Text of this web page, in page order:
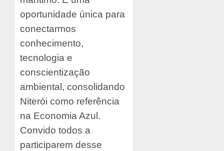
oportunidade única para
conectarmos
conhecimento,
tecnologia e
conscientização
ambiental, consolidando
Niterói como referência
na Economia Azul.
Convido todos a
participarem desse